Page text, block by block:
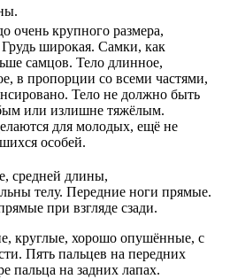
очень крупного размера,
Грудь широкая. Самки, как
самцов. Тело длинное,
в пропорции со всеми частями,
Тело не должно быть
или излишне тяжёлым.
для молодых, ещё не
особей.
средней длины,
телу. Передние ноги прямые.
при взгляде сзади.
круглые, хорошо опушённые, с
Пять пальцев на передних
пальца на задних лапах.